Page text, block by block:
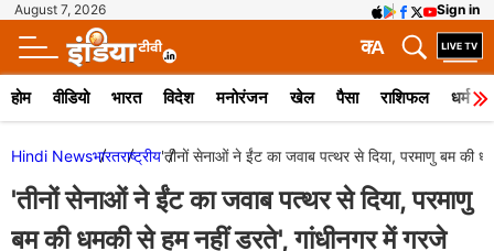
August 7, 2026 Sign in
A
क
होम वीडियो भारत विदेश मनोरंजन खेल पैसा राशिफल धर्म
Hindi Newsभारतराष्ट्रीय'तीनों सेनाओं ने ईंट का जवाब पत्थर से दिया, परमाणु बम की
'तीनों सेनाओं ने ईंट का जवाब पत्थर से दिया, परमाणु
बम की धमकी से हम नहीं डरते', गांधीनगर में गरजे